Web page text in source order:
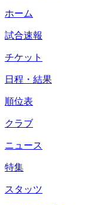
ホーム
試合速報
チケット
日程・結果
順位表
クラブ
ニュース
特集
スタッツ